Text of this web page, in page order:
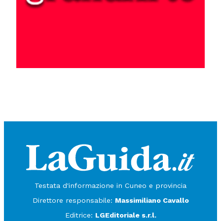
Testata d'informazione in Cuneo e provincia
Direttore responsabile: Massimiliano Cavallo
Editrice: LGEditoriale s.r.l.